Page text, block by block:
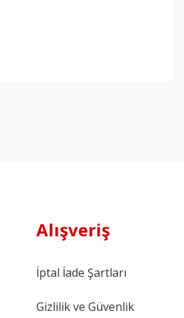
Alışveriş
İptal İade Şartları
Gizlilik ve Güvenlik